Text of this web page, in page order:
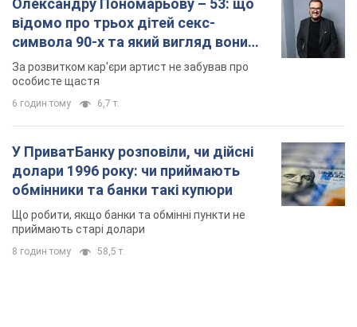
Що робити, якщо банки та обмінні пункти не
приймають старі долари
8 годин тому 58,5 т.